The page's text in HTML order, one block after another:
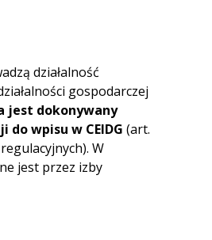
działalność
gospodarczej
jest dokonywany
wpisu w CEIDG (art.
W
jest przez izby